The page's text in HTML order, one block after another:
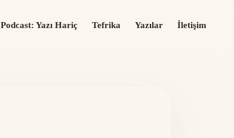
Podcast: Yazı Hariç Tefrika Yazılar İletişim